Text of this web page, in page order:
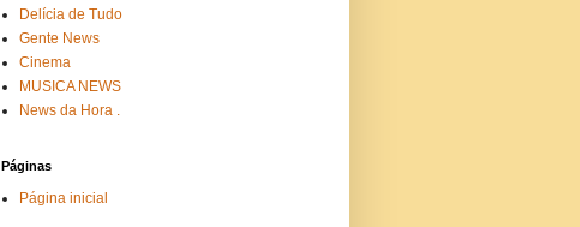
Delícia de Tudo
Gente News
Cinema
MUSICA NEWS
News da Hora .
Páginas
Página inicial